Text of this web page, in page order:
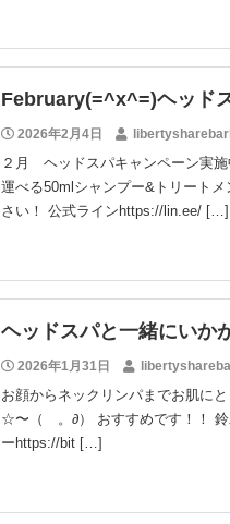
February(=^x^=)ヘッド
2026年2月4日
２月 ヘッドスパキャンペーン実
運べる50mlシャンプー&トリート
さい！ 公式ラインhttps://lin.ee/ […]
ヘッドスパと一緒にいか
2026年1月31日
お顔からネックリンパまでお肌に
☆〜（ゝ。∂） おすすめです！！
ーhttps://bit […]